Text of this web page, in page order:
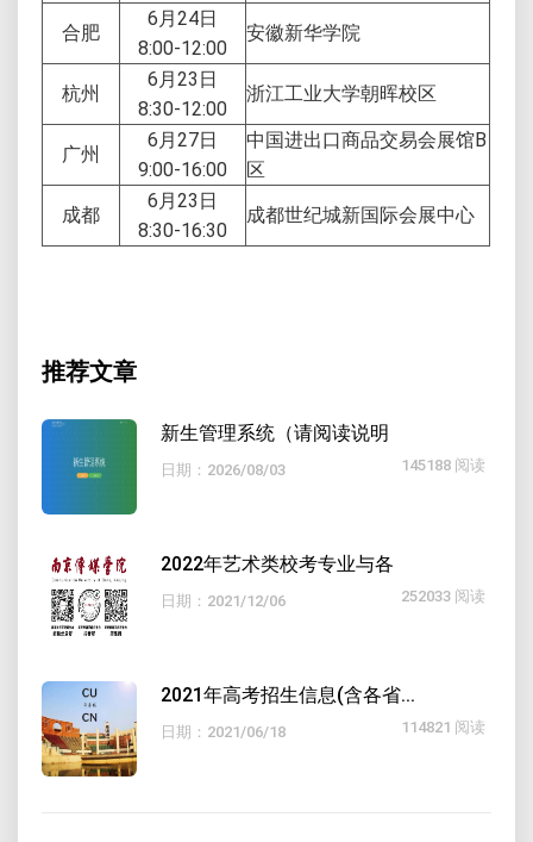
合肥
6月24日
8:00-12:00
安徽新华学院
杭州
6月23日
8:30-12:00
浙江工业大学朝晖校区
广州
6月27日
9:00-16:00
中国进出口商品交易会展馆B
区
成都
6月23日
8:30-16:30
成都世纪城新国际会展中心
推荐文章
新生管理系统（请阅读说明
日期：2026/08/03 145188 阅读
2022年艺术类校考专业与各
日期：2021/12/06 252033 阅读
2021年高考招生信息(含各省...
日期：2021/06/18 114821 阅读